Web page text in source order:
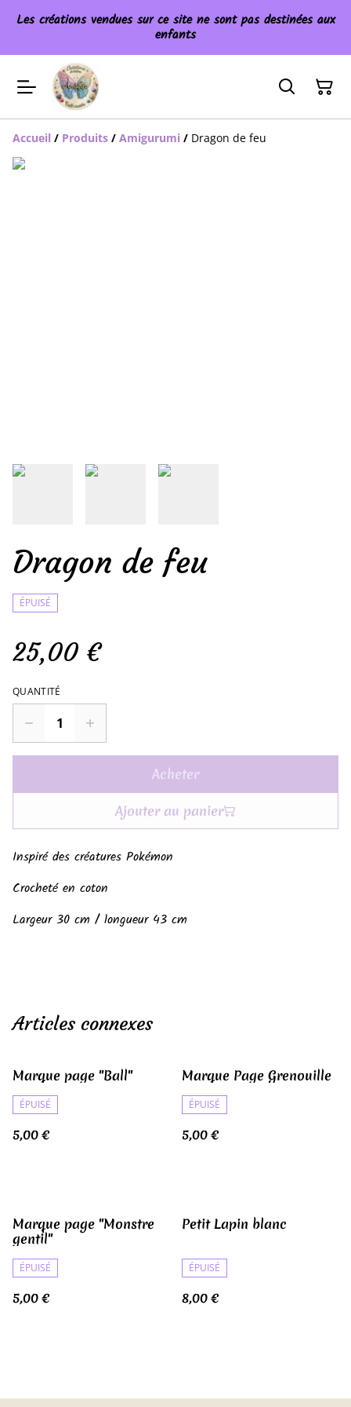
Les créations vendues sur ce site ne sont pas destinées aux
enfants
Accueil / Produits / Amigurumi / Dragon de feu
Dragon de feu
ÉPUISÉ
25,00 €
QUANTITÉ
Acheter
Ajouter au panier
Inspiré des créatures Pokémon
Crocheté en coton
Largeur 30 cm / longueur 43 cm
Articles connexes
Marque page "Ball"
ÉPUISÉ
5,00 €
Marque Page Grenouille
ÉPUISÉ
5,00 €
Marque page "Monstre
gentil"
ÉPUISÉ
5,00 €
Petit Lapin blanc
ÉPUISÉ
8,00 €